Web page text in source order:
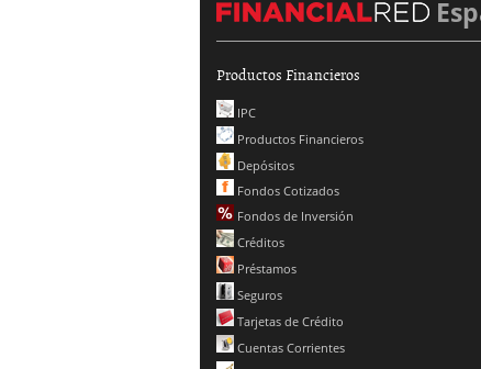
Productos Financieros
IPC
Productos Financieros
Depósitos
Fondos Cotizados
Fondos de Inversión
Créditos
Préstamos
Seguros
Tarjetas de Crédito
Cuentas Corrientes